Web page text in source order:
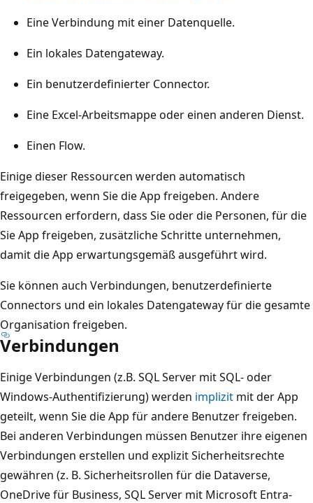
Eine Verbindung mit einer Datenquelle.
Ein lokales Datengateway.
Ein benutzerdefinierter Connector.
Eine Excel-Arbeitsmappe oder einen anderen Dienst.
Einen Flow.
Einige dieser Ressourcen werden automatisch
freigegeben, wenn Sie die App freigeben. Andere
Ressourcen erfordern, dass Sie oder die Personen, für die
Sie App freigeben, zusätzliche Schritte unternehmen,
damit die App erwartungsgemäß ausgeführt wird.
Sie können auch Verbindungen, benutzerdefinierte
Connectors und ein lokales Datengateway für die gesamte
Organisation freigeben.
Verbindungen
Einige Verbindungen (z.B. SQL Server mit SQL- oder
Windows-Authentifizierung) werden implizit mit der App
geteilt, wenn Sie die App für andere Benutzer freigeben.
Bei anderen Verbindungen müssen Benutzer ihre eigenen
Verbindungen erstellen und explizit Sicherheitsrechte
gewähren (z. B. Sicherheitsrollen für die Dataverse,
OneDrive für Business, SQL Server mit Microsoft Entra-